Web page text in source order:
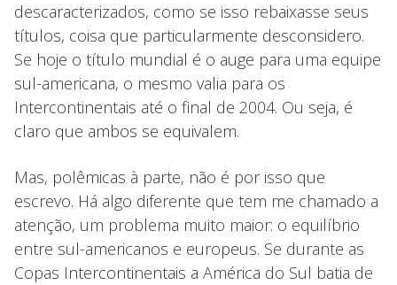
descaracterizados, como se isso rebaixasse seus
títulos, coisa que particularmente desconsidero.
Se hoje o título mundial é o auge para uma equipe
sul-americana, o mesmo valia para os
Intercontinentais até o final de 2004. Ou seja, é
claro que ambos se equivalem.
Mas, polêmicas à parte, não é por isso que
escrevo. Há algo diferente que tem me chamado a
atenção, um problema muito maior: o equilíbrio
entre sul-americanos e europeus. Se durante as
Copas Intercontinentais a América do Sul batia de